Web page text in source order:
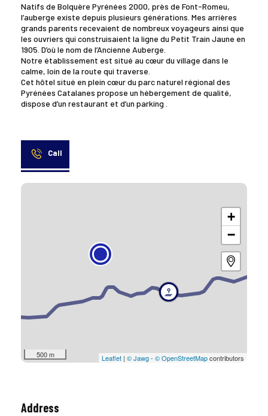
Natifs de Bolquère Pyrénées 2000, près de Font-Romeu,
l’auberge existe depuis plusieurs générations. Mes arrières
grands parents recevaient de nombreux voyageurs ainsi que
les ouvriers qui construisaient la ligne du Petit Train Jaune en
1905. D’où le nom de l’Ancienne Auberge.
Notre établissement est situé au cœur du village dans le
calme, loin de la route qui traverse.
Cet hôtel situé en plein cœur du parc naturel régional des
Pyrénées Catalanes propose un hébergement de qualité,
dispose d’un restaurant et d’un parking .
Call
+
−
500 m Leaflet | © Jawg- © OpenStreetMapcontributors
Address